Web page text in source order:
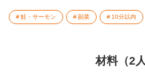
鮭・サーモン 副菜 10分以内
材料（2人